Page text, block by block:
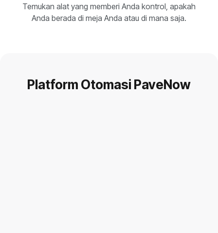
Temukan alat yang memberi Anda kontrol, apakah
Anda berada di meja Anda atau di mana saja.
Platform Otomasi PaveNow